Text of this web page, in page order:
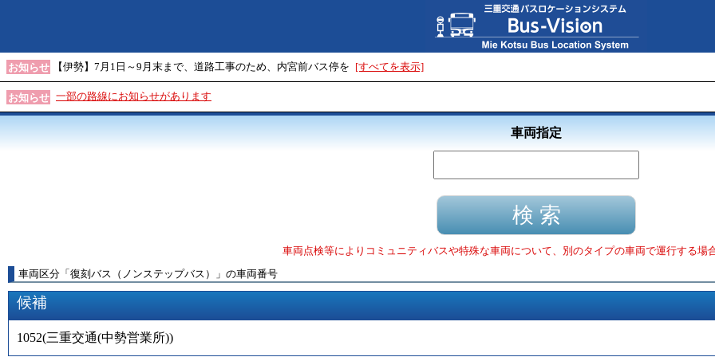
お知らせ 【伊勢】7月1日～9月末まで、道路工事のため、内宮前バス停を [すべてを表示]
お知らせ 一部の路線にお知らせがあります
車両指定
車両点検等によりコミュニティバスや特殊な車両について、別のタイプの車両で運行する場
車両区分 「 復刻バス（ノンステップバス） 」 の車両番号
候補
1052(三重交通(中勢営業所))